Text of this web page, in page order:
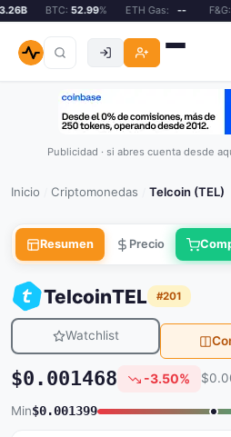
BTC:52.99% ETH Gas: -- F&G:
Publicidad · si abres cuenta desde
Inicio Criptomonedas Telcoin (TEL)
Resumen Precio
TelcoinTEL #201
Watchlist
$0.001468 -3.50%
Min$0.001399